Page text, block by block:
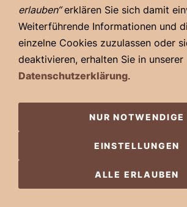
erlauben“erklären Sie sich damit
Weiterführende Informationen und
einzelne Cookies zuzulassen oder
deaktivieren, erhalten Sie in unserer
Datenschutzerklärung.
NUR NOTWENDIGE
EINSTELLUNGEN
ALLE ERLAUBEN